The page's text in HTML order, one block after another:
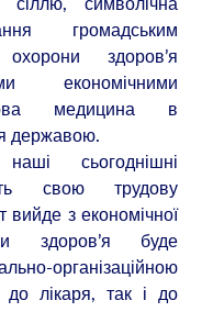
громадським
здоров’я
економічними
медицина в
державою.
сьогоднішні
свою трудову
вийде з економічної
здоров’я буде
організаційною
лікаря, так і до